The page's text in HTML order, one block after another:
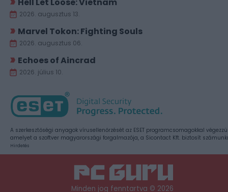
2026. augusztus 13.
Marvel Tokon: Fighting Souls
2026. augusztus 06.
Echoes of Aincrad
2026. július 10.
A szerkesztőségi anyagok vírusellenőrzését az ESET programcsomagokkal
amelyet a szoftver magyarországi forgalmazója, a Sicontact Kft. biztosít
Hirdetés
Minden jog fenntartva © 2026